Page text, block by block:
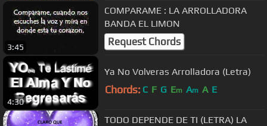
3:45
COMPARAME : LA ARROLLADORA
BANDA EL LIMON
Request Chords
4:30
Ya No Volveras Arrolladora (Letra)
Chords: C F G Em Am A E
TODO DEPENDE DE TI (LETRA) LA